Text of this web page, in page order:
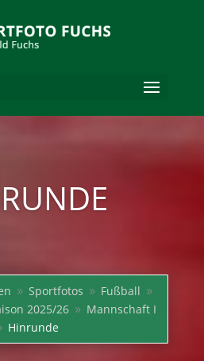
9 Sportfotos 9 Fußball 9
2025/26 9 Mannschaft I
Hinrunde